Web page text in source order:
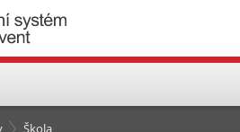
Škola